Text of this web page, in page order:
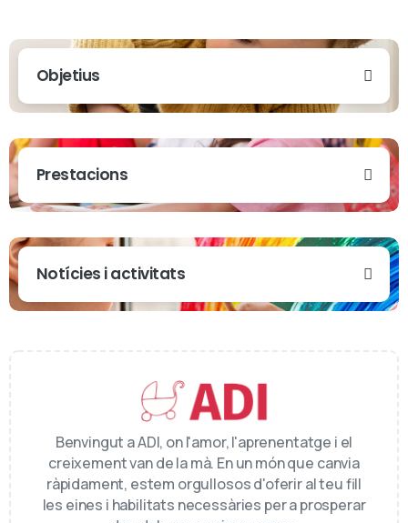
Objetius
Prestacions
Notícies i activitats
Benvingut a ADI, on l'amor, l'aprenentatge i el
creixement van de la mà. En un món que canvia
ràpidament, estem orgullosos d'oferir al teu fill
les eines i habilitats necessàries per a prosperar